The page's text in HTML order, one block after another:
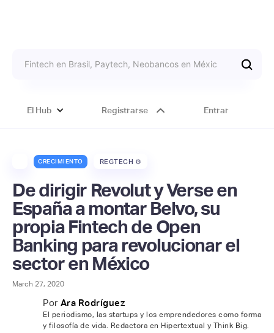
El Hub Registrarse Entrar
CRECIMIENTO REGTECH ⚙️
De dirigir Revolut y Verse en
España a montar Belvo, su
propia Fintech de Open
Banking para revolucionar el
sector en México
March 27, 2020
Por Ara Rodríguez
El periodismo, las startups y los emprendedores como forma
y filosofía de vida. Redactora en Hipertextual y Think Big.